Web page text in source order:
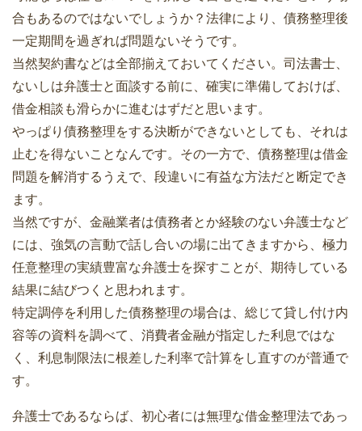
合もあるのではないでしょうか？法律により、債務整理後
一定期間を過ぎれば問題ないそうです。
当然契約書などは全部揃えておいてください。司法書士、
ないしは弁護士と面談する前に、確実に準備しておけば、
借金相談も滑らかに進むはずだと思います。
やっぱり債務整理をする決断ができないとしても、それは
止むを得ないことなんです。その一方で、債務整理は借金
問題を解消するうえで、段違いに有益な方法だと断定でき
ます。
当然ですが、金融業者は債務者とか経験のない弁護士など
には、強気の言動で話し合いの場に出てきますから、極力
任意整理の実績豊富な弁護士を探すことが、期待している
結果に結びつくと思われます。
特定調停を利用した債務整理の場合は、総じて貸し付け内
容等の資料を調べて、消費者金融が指定した利息ではな
く、利息制限法に根差した利率で計算をし直すのが普通で
す。
弁護士であるならば、初心者には無理な借金整理法であっ